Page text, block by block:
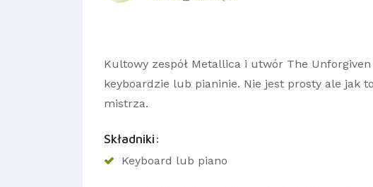
Kultowy zespół Metallica i utwór The
keyboardzie lub pianinie. Nie jest prosty ale jak
mistrza.
Składniki:
Keyboard lub piano